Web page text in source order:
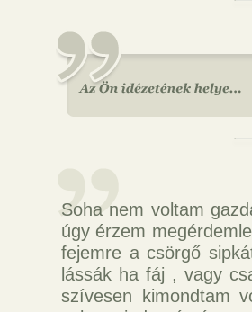
Soha nem voltam
úgy érzem
fejemre a csörgő
lássák ha fáj , vagy
szívesen kimondtam